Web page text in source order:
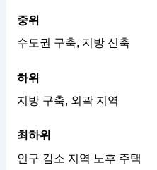
중위
수도권 구축, 지방 신축
하위
지방 구축, 외곽 지역
최하위
인구 감소 지역 노후 주택